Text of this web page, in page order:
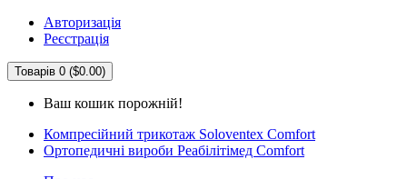
Авторизація
Реєстрація
Товарів 0 ($0.00)
Ваш кошик порожній!
Компресійний трикотаж Soloventex Comfort
Ортопедичні вироби Реабілітімед Comfort